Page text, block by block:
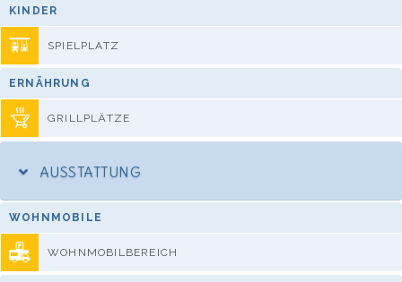
KINDER
SPIELPLATZ
ERNÄHRUNG
GRILLPLÄTZE
AUSSTATTUNG
WOHNMOBILE
WOHNMOBILBEREICH